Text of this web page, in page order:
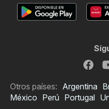
Otros países: Argentina
México Perú Portugal